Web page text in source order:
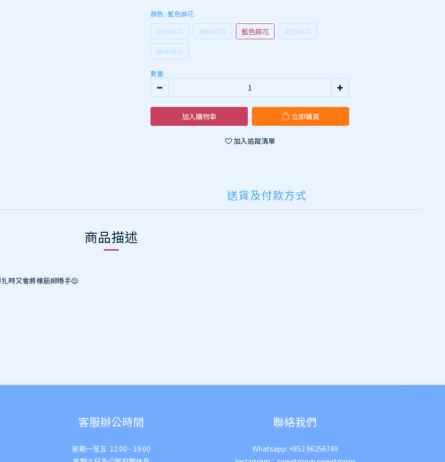
顏色 : 藍色麻花
粉色麻花 湖綠麻花 藍色麻花
黑色麻花
咖啡麻花
數量
加入購物車 立即購買
加入追蹤清單
送貨及付款方式
商品描述
時又會將橡筋綁喺手😌
客服辦公時間
星期一至五 11:00 - 19:00
聯絡我們
Whatsapp: +852 96256749